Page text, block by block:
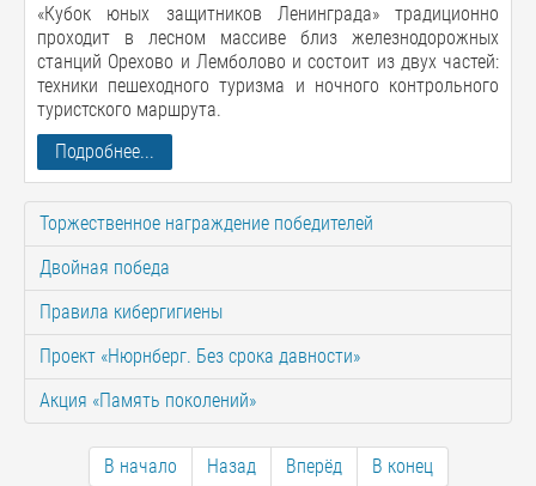
«Кубок юных защитников Ленинграда» традиционно
проходит в лесном массиве близ железнодорожных
станций Орехово и Лемболово и состоит из двух частей:
техники пешеходного туризма и ночного контрольного
туристского маршрута.
Подробнее...
Торжественное награждение победителей
Двойная победа
Правила кибергигиены
Проект «Нюрнберг. Без срока давности»
Акция «Память поколений»
В начало Назад Вперёд В конец